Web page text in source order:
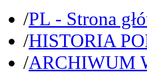
/PL - Strona
/HISTORIA
/ARCHIWUM